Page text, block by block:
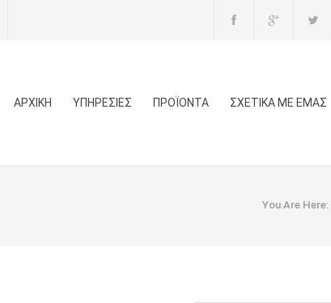
ΑΡΧΙΚΗ ΥΠΗΡΕΣΙΕΣ ΠΡΟΪΟΝΤΑ ΣΧΕΤΙΚΑ ΜΕ ΕΜΑΣ
You Are Here: